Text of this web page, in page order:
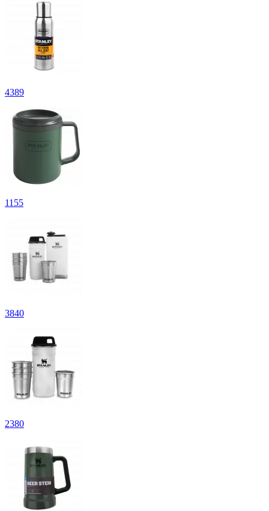
4389
1155
3840
2380